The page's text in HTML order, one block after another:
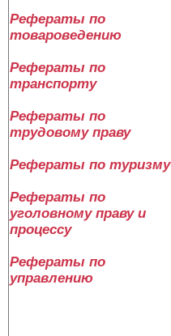
Рефераты по
товароведению
Рефераты по
транспорту
Рефераты по
трудовому праву
Рефераты по туризму
Рефераты по
уголовному праву и
процессу
Рефераты по
управлению